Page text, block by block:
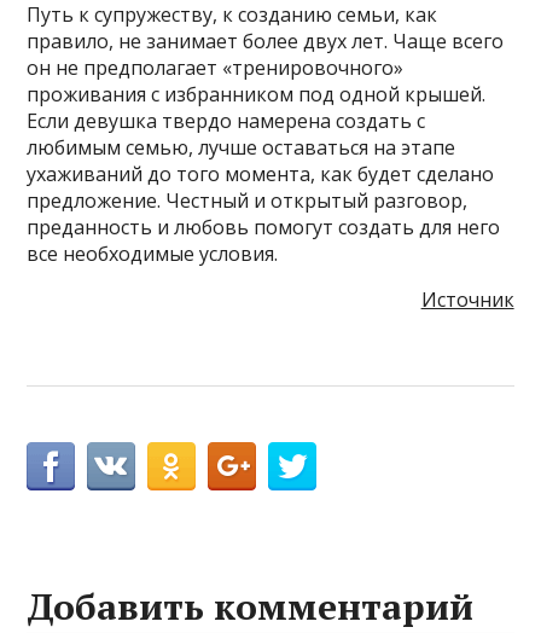
Путь к супружеству, к созданию семьи, как
правило, не занимает более двух лет. Чаще всего
он не предполагает «тренировочного»
проживания с избранником под одной крышей.
Если девушка твердо намерена создать с
любимым семью, лучше оставаться на этапе
ухаживаний до того момента, как будет сделано
предложение. Честный и открытый разговор,
преданность и любовь помогут создать для него
все необходимые условия.
Источник
Добавить комментарий